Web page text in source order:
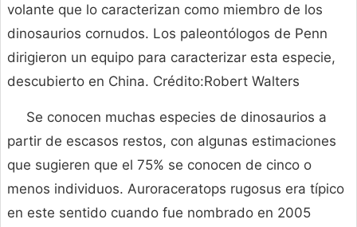
volante que lo caracterizan como miembro de los
dinosaurios cornudos. Los paleontólogos de Penn
dirigieron un equipo para caracterizar esta especie,
descubierto en China. Crédito:Robert Walters
Se conocen muchas especies de dinosaurios a
partir de escasos restos, con algunas estimaciones
que sugieren que el 75% se conocen de cinco o
menos individuos. Auroraceratops rugosus era típico
en este sentido cuando fue nombrado en 2005